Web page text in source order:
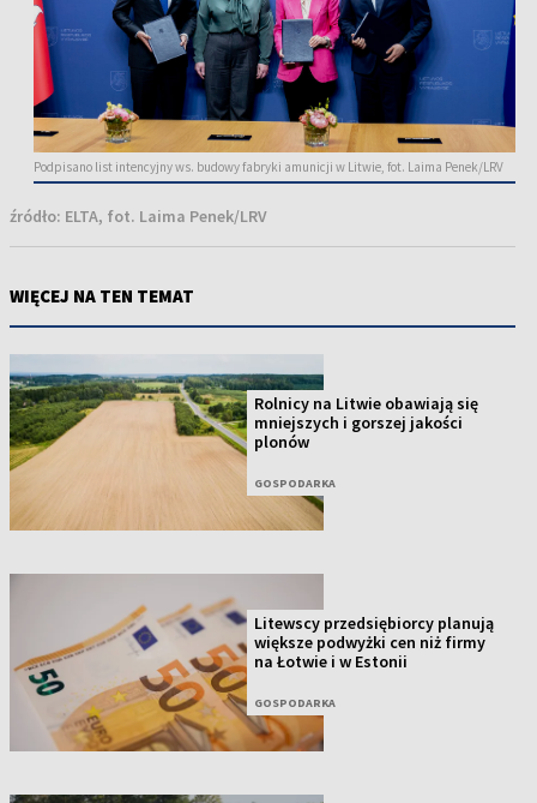
Podpisano list intencyjny ws. budowy fabryki amunicji w Litwie, fot. Laima Penek/LRV
źródło: ELTA, fot. Laima Penek/LRV
WIĘCEJ NA TEN TEMAT
Rolnicy na Litwie obawiają się
mniejszych i gorszej jakości
plonów
GOSPODARKA
Litewscy przedsiębiorcy planują
większe podwyżki cen niż firmy
na Łotwie i w Estonii
GOSPODARKA